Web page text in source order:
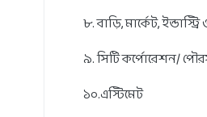
৮. বাড়ি, মার্কেট,
৯. সিটি কর্পোরেশন/
১০.এস্টিমেট